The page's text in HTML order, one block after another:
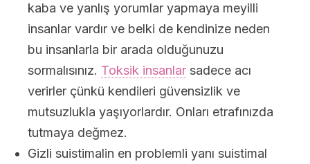
kaba ve yanlış yorumlar yapmaya meyilli
insanlar vardır ve belki de kendinize neden
bu insanlarla bir arada olduğunuzu
sormalısınız. Toksik insanlar sadece acı
verirler çünkü kendileri güvensizlik ve
mutsuzlukla yaşıyorlardır. Onları etrafınızda
tutmaya değmez.
Gizli suistimalin en problemli yanı suistimal